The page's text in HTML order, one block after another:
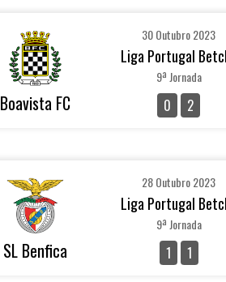
Boavista FC
30 Outubro 2023
Liga Portugal
9ª Jornada
0 2
SL Benfica
28 Outubro 2023
Liga Portugal
9ª Jornada
1 1